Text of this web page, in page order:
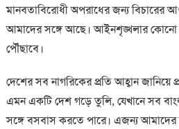
মানবতাবিরোধী অপরাধের জন্য বিচারের
আমাদের সঙ্গে আছে। আইনশৃঙ্খলার কোনো
পৌঁছাবে।
দেশের সব নাগরিকের প্রতি আহ্বান জানিয়ে
এমন একটি দেশ গড়ে তুলি, যেখানে সব
সঙ্গে বসবাস করতে পারে। এজন্য আমাদের